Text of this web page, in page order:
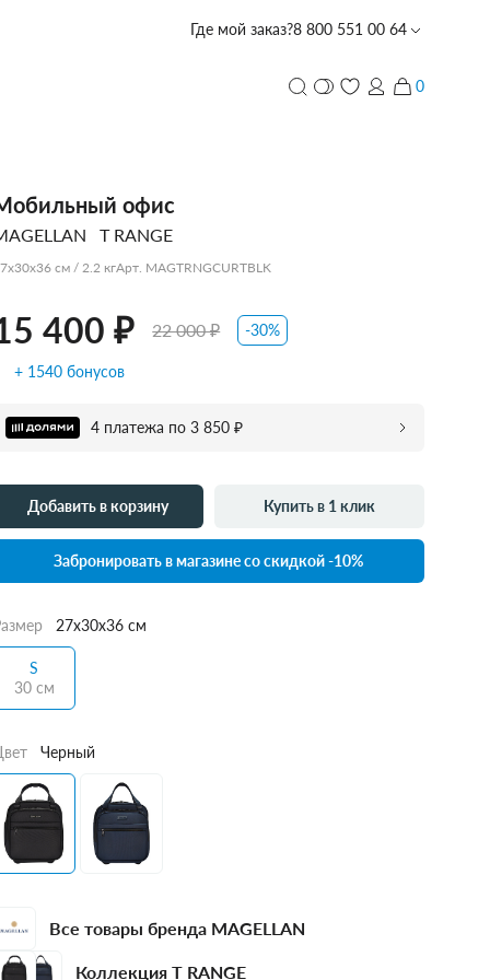
Где мой заказ?8 800 551 00 64
DESIGN
ПЕРСОНАЛИЗАЦИЯ
0
Добавить в корзину
офис
T RANGE
см / 2.2 кгАрт. MAGTRNGCURTBLK
400 ₽ 22 000 ₽ -30%
+ 1540 бонусов
4 платежа по 3 850 ₽
Добавить в корзину Купить в 1 клик
Забронировать в магазине со скидкой -10%
27x30x36 см
S
30 см
Черный
Все товары бренда MAGELLAN
Коллекция T RANGE